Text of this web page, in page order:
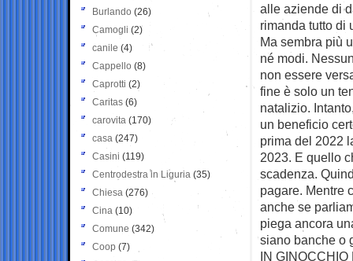
alle aziende di
rimanda tutto di
Ma sembra più
né modi.
non essere
fine è solo un
natalizio.
un beneficio
prima del 2022
2023. E quello
scadenza.
pagare. Mentre
anche se
piega ancora
siano banche o
IN
Burlando (26)
Camogli (2)
canile (4)
Cappello (8)
Caprotti (2)
Caritas (6)
carovita (170)
casa (247)
Casini (119)
Centrodestra in Liguria (35)
Chiesa (276)
Cina (10)
Comune (342)
Coop (7)